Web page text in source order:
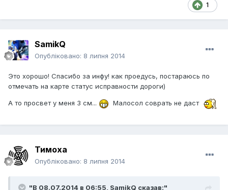
1
SamikQ
Опубліковано: 8 липня 2014
Это хорошо! Спасибо за инфу! как проедусь, постараюсь по
отмечать на карте статус исправности дороги)
А то просвет у меня 3 см... Малосол соврать не даст
Тимоха
Опубліковано: 8 липня 2014
"В 08.07.2014 в 06:55, SamikQ сказав:"